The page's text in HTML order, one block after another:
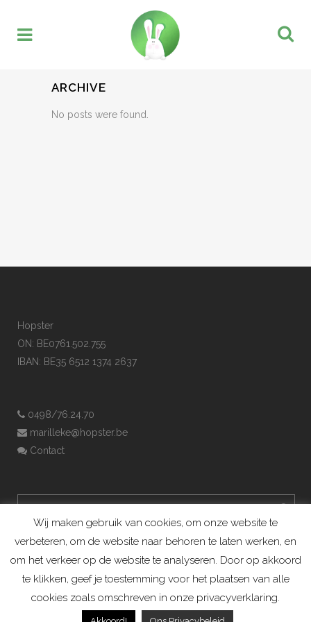
ARCHIVE
No posts were found.
Hopster
ON: BE0761.502.755
IBAN: BE35 6512 1374 2637
0498/76.24.70
marilleke@hopster.be
Contact
Konijnenadviesbureau Hopster ©2019
Wij maken gebruik van cookies, om onze website te
verbeteren, om de website naar behoren te laten werken, en
om het verkeer op de website te analyseren. Door op akkoord
te klikken, geef je toestemming voor het plaatsen van alle
cookies zoals omschreven in onze privacyverklaring.